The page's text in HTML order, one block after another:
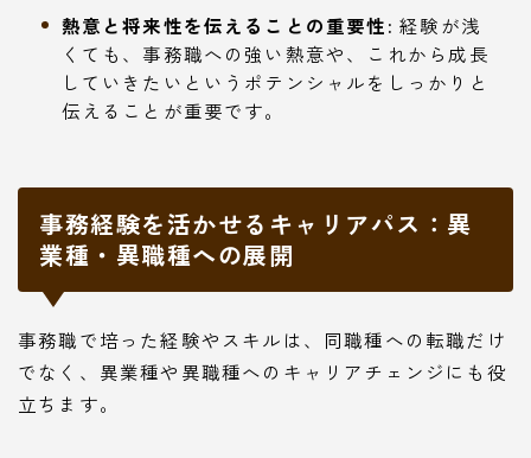
熱意と将来性を伝えることの重要性: 経験が浅
くても、事務職への強い熱意や、これから成長
していきたいというポテンシャルをしっかりと
伝えることが重要です。
事務経験を活かせるキャリアパス：異
業種・異職種への展開
事務職で培った経験やスキルは、同職種への転職だけ
でなく、異業種や異職種へのキャリアチェンジにも役
立ちます。